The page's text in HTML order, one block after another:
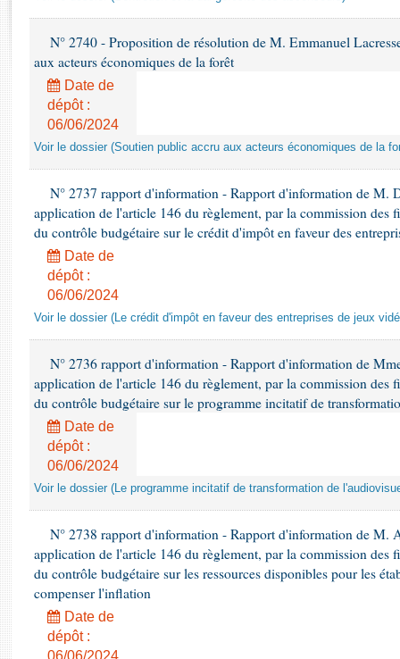
Rapports d'enquête
Rapports sur l'application des lois
Baromètre de l’application des lois
Dossiers législatifs
Budget et sécurité sociale
Comptes rendus des débats
N° 2740 - Proposition de résolution de M. Emmanuel
aux acteurs économiques de la forêt
Date de
dépôt :
06/06/2024
Voir le dossier (Soutien public accru aux acteurs économiques de la
N° 2737 rapport d'information - Rapport d'information de M.
application de l'article 146 du règlement, par la commission des
du contrôle budgétaire sur le crédit d'impôt en faveur des
Date de
dépôt :
06/06/2024
Voir le dossier (Le crédit d'impôt en faveur des entreprises de jeux
N° 2736 rapport d'information - Rapport d'information de
application de l'article 146 du règlement, par la commission des
du contrôle budgétaire sur le programme incitatif de
Date de
dépôt :
06/06/2024
Voir le dossier (Le programme incitatif de transformation de
N° 2738 rapport d'information - Rapport d'information de M.
application de l'article 146 du règlement, par la commission des
du contrôle budgétaire sur les ressources disponibles pour les
compenser l'inflation
Date de
dépôt :
06/06/2024